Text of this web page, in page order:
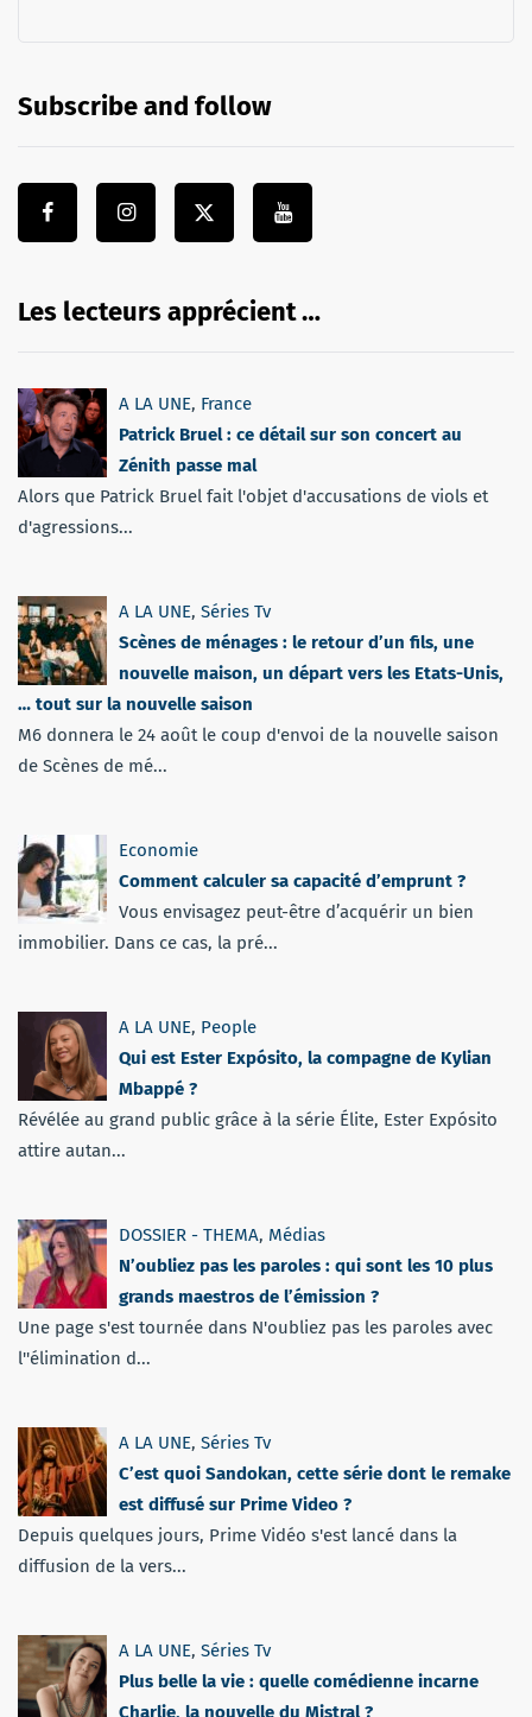
Subscribe and follow
Les lecteurs apprécient …
A LA UNE, France
Patrick Bruel : ce détail sur son concert au
Zénith passe mal
Alors que Patrick Bruel fait l'objet d'accusations de viols et
d'agressions...
A LA UNE, Séries Tv
Scènes de ménages : le retour d’un fils, une
nouvelle maison, un départ vers les Etats-Unis,
… tout sur la nouvelle saison
M6 donnera le 24 août le coup d'envoi de la nouvelle saison
de Scènes de mé...
Economie
Comment calculer sa capacité d’emprunt ?
Vous envisagez peut-être d’acquérir un bien
immobilier. Dans ce cas, la pré...
A LA UNE, People
Qui est Ester Expósito, la compagne de Kylian
Mbappé ?
Révélée au grand public grâce à la série Élite, Ester Expósito
attire autan...
DOSSIER - THEMA, Médias
N’oubliez pas les paroles : qui sont les 10 plus
grands maestros de l’émission ?
Une page s'est tournée dans N'oubliez pas les paroles avec
l''élimination d...
A LA UNE, Séries Tv
C’est quoi Sandokan, cette série dont le remake
est diffusé sur Prime Video ?
Depuis quelques jours, Prime Vidéo s'est lancé dans la
diffusion de la vers...
A LA UNE, Séries Tv
Plus belle la vie : quelle comédienne incarne
Charlie, la nouvelle du Mistral ?